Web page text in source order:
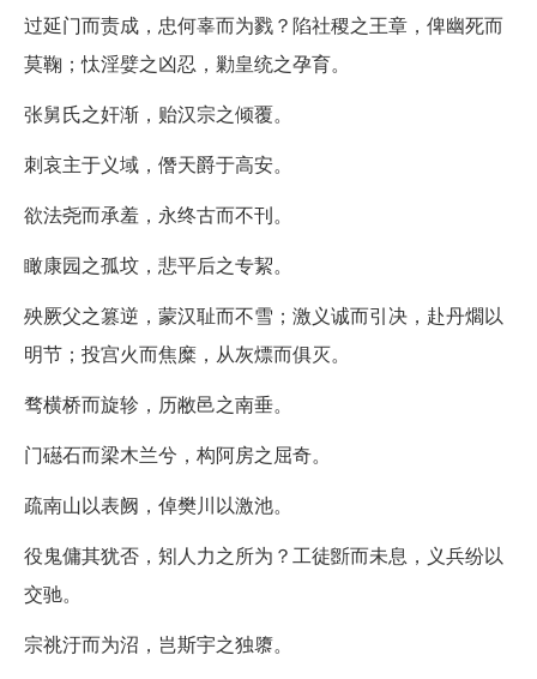
过延门而责成，忠何辜而为戮？陷社稷之王章，俾幽死而
莫鞠；忲淫嬖之凶忍，勦皇统之孕育。
张舅氏之奸渐，贻汉宗之倾覆。
刺哀主于义域，僭天爵于高安。
欲法尧而承羞，永终古而不刊。
瞰康园之孤坟，悲平后之专絜。
殃厥父之篡逆，蒙汉耻而不雪；激义诚而引决，赴丹爓以
明节；投宫火而焦糜，从灰熛而俱灭。
骛横桥而旋轸，历敝邑之南垂。
门礠石而梁木兰兮，构阿房之屈奇。
疏南山以表阙，倬樊川以激池。
役鬼傭其犹否，矧人力之所为？工徒斵而未息，义兵纷以
交驰。
宗祧汙而为沼，岂斯宇之独隳。